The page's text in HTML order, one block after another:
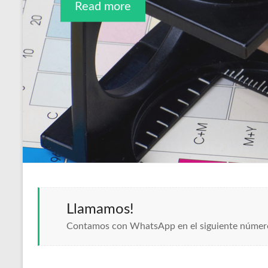
Read more
Read more
Llamamos!
Contamos con WhatsApp en el siguiente